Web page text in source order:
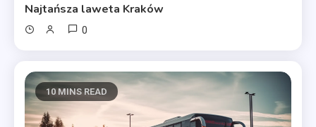
Najtańsza laweta Kraków
0
10 MINS READ